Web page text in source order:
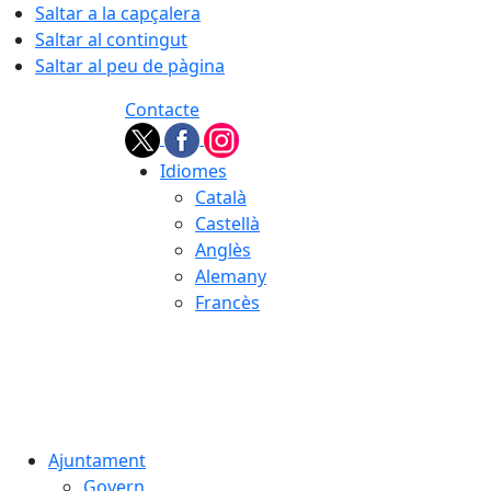
Saltar a la capçalera
Saltar al contingut
Saltar al peu de pàgina
Contacte
Idiomes
Català
Castellà
Anglès
Alemany
Francès
Ajuntament